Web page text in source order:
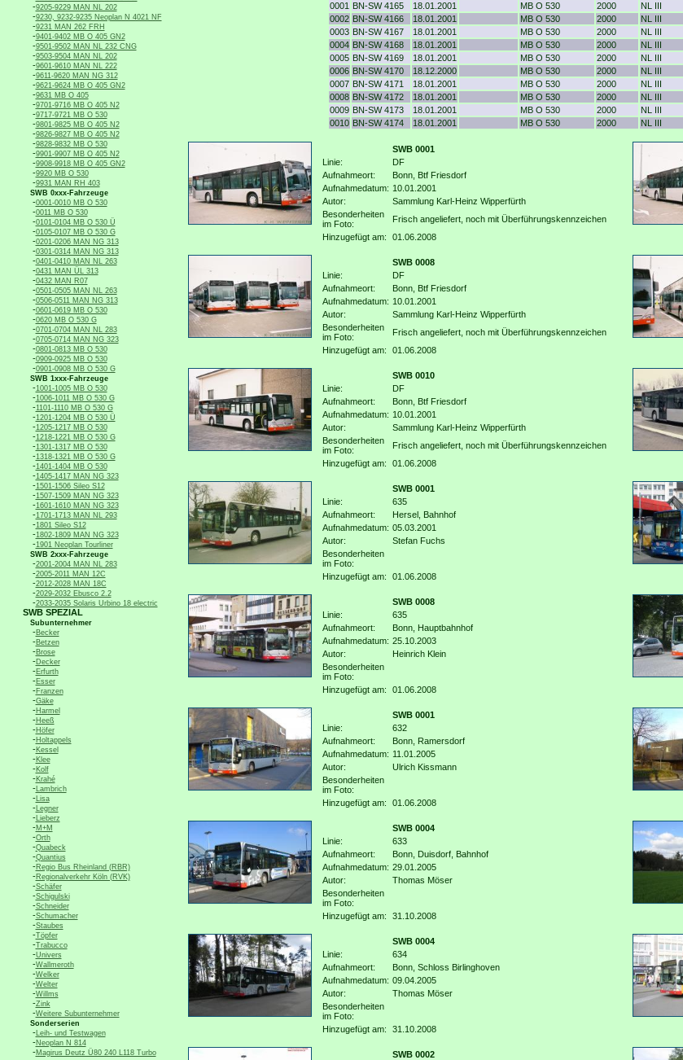
-9205-9229 MAN NL 202
-9230, 9232-9235 Neoplan N 4021 NF
-9231 MAN 262 FRH
-9401-9402 MB O 405 GN2
-9501-9502 MAN NL 232 CNG
-9503-9504 MAN NL 202
-9601-9610 MAN NL 222
-9611-9620 MAN NG 312
-9621-9624 MB O 405 GN2
-9631 MB O 405
-9701-9716 MB O 405 N2
-9717-9721 MB O 530
-9801-9825 MB O 405 N2
-9826-9827 MB O 405 N2
-9828-9832 MB O 530
-9901-9907 MB O 405 N2
-9908-9918 MB O 405 GN2
-9920 MB O 530
-9931 MAN RH 403
SWB 0xxx-Fahrzeuge
-0001-0010 MB O 530
-0011 MB O 530
-0101-0104 MB O 530 Ü
-0105-0107 MB O 530 G
-0201-0206 MAN NG 313
-0301-0314 MAN NG 313
-0401-0410 MAN NL 263
-0431 MAN ÜL 313
-0432 MAN R07
-0501-0505 MAN NL 263
-0506-0511 MAN NG 313
-0601-0619 MB O 530
-0620 MB O 530 G
-0701-0704 MAN NL 283
-0705-0714 MAN NG 323
-0801-0813 MB O 530
-0909-0925 MB O 530
-0901-0908 MB O 530 G
SWB 1xxx-Fahrzeuge
-1001-1005 MB O 530
-1006-1011 MB O 530 G
-1101-1110 MB O 530 G
-1201-1204 MB O 530 Ü
-1205-1217 MB O 530
-1218-1221 MB O 530 G
-1301-1317 MB O 530
-1318-1321 MB O 530 G
-1401-1404 MB O 530
-1405-1417 MAN NG 323
-1501-1506 Sileo S12
-1507-1509 MAN NG 323
-1601-1610 MAN NG 323
-1701-1713 MAN NL 293
-1801 Sileo S12
-1802-1809 MAN NG 323
-1901 Neoplan Tourliner
SWB 2xxx-Fahrzeuge
-2001-2004 MAN NL 283
-2005-2011 MAN 12C
-2012-2028 MAN 18C
-2029-2032 Ebusco 2.2
-2033-2035 Solaris Urbino 18 electric
SWB SPEZIAL
Subunternehmer
-Becker
-Betzen
-Brose
-Decker
-Erfurth
-Esser
-Franzen
-Gäke
-Harmel
-Heeß
-Höfer
-Holtappels
-Kessel
-Klee
-Kolf
-Krahé
-Lambrich
-Lisa
-Legner
-Lieberz
-M+M
-Orth
-Quabeck
-Quantius
-Regio Bus Rheinland (RBR)
-Regionalverkehr Köln (RVK)
-Schäfer
-Schigulski
-Schneider
-Schumacher
-Staubes
-Töpfer
-Trabucco
-Univers
-Wallmeroth
-Welker
-Welter
-Willms
-Zink
-Weitere Subunternehmer
Sonderserien
-Leih- und Testwagen
-Neoplan N 814
-Magirus Deutz Ü80 240 L118 Turbo
0001 BN-SW 4165 18.01.2001 MB O 530 2000 NL III
0002 BN-SW 4166 18.01.2001 MB O 530 2000 NL III
0003 BN-SW 4167 18.01.2001 MB O 530 2000 NL III
0004 BN-SW 4168 18.01.2001 MB O 530 2000 NL III
0005 BN-SW 4169 18.01.2001 MB O 530 2000 NL III
0006 BN-SW 4170 18.12.2000 MB O 530 2000 NL III
0007 BN-SW 4171 18.01.2001 MB O 530 2000 NL III
0008 BN-SW 4172 18.01.2001 MB O 530 2000 NL III
0009 BN-SW 4173 18.01.2001 MB O 530 2000 NL III
0010 BN-SW 4174 18.01.2001 MB O 530 2000 NL III
SWB 0001
Linie:
DF
Aufnahmeort:
Bonn, Btf Friesdorf
Aufnahmedatum: 10.01.2001
Autor:
Sammlung Karl-Heinz Wipperfürth
Besonderheiten
im Foto:
Frisch angeliefert, noch mit Überführungskennzeichen
Hinzugefügt am:
01.06.2008
SWB 0008
Linie:
DF
Aufnahmeort:
Bonn, Btf Friesdorf
Aufnahmedatum: 10.01.2001
Autor:
Sammlung Karl-Heinz Wipperfürth
Besonderheiten
im Foto:
Frisch angeliefert, noch mit Überführungskennzeichen
Hinzugefügt am:
01.06.2008
SWB 0010
Linie:
DF
Aufnahmeort:
Bonn, Btf Friesdorf
Aufnahmedatum: 10.01.2001
Autor:
Sammlung Karl-Heinz Wipperfürth
Besonderheiten
im Foto:
Frisch angeliefert, noch mit Überführungskennzeichen
Hinzugefügt am:
01.06.2008
SWB 0001
Linie:
635
Aufnahmeort:
Hersel, Bahnhof
Aufnahmedatum: 05.03.2001
Autor:
Stefan Fuchs
Besonderheiten
im Foto:
Hinzugefügt am:
01.06.2008
SWB 0008
Linie:
635
Aufnahmeort:
Bonn, Hauptbahnhof
Aufnahmedatum: 25.10.2003
Autor:
Heinrich Klein
Besonderheiten
im Foto:
Hinzugefügt am:
01.06.2008
SWB 0001
Linie:
632
Aufnahmeort:
Bonn, Ramersdorf
Aufnahmedatum: 11.01.2005
Autor:
Ulrich Kissmann
Besonderheiten
im Foto:
Hinzugefügt am:
01.06.2008
SWB 0004
Linie:
633
Aufnahmeort:
Bonn, Duisdorf, Bahnhof
Aufnahmedatum: 29.01.2005
Autor:
Thomas Möser
Besonderheiten
im Foto:
Hinzugefügt am:
31.10.2008
SWB 0004
Linie:
634
Aufnahmeort:
Bonn, Schloss Birlinghoven
Aufnahmedatum: 09.04.2005
Autor:
Thomas Möser
Besonderheiten
im Foto:
Hinzugefügt am:
31.10.2008
SWB 0002